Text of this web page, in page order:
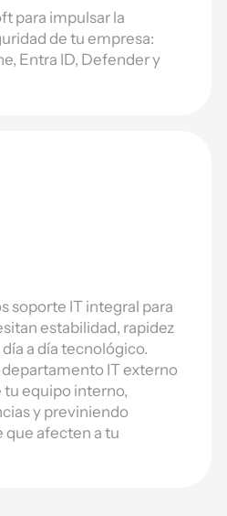
para impulsar la
de tu empresa:
Entra ID, Defender y
soporte IT integral para
estabilidad, rapidez
a día tecnológico.
IT externo
equipo interno,
y previniendo
que afecten a tu